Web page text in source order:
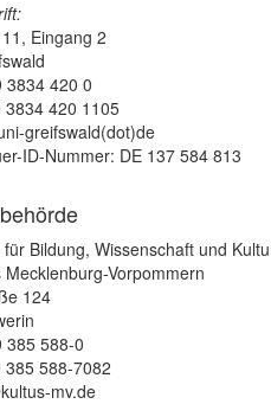
Eingang 2
3834 420 0
3834 420 1105
greifswald(dot)de
ID-Nummer: DE 137 584 813
Bildung, Wissenschaft und
Vorpommern
124
385 588-0
385 588-7082
mv.de